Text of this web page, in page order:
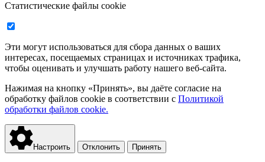
Статистические файлы cookie
Эти могут использоваться для сбора данных о ваших
интересах, посещаемых страницах и источниках трафика,
чтобы оценивать и улучшать работу нашего веб-сайта.
Нажимая на кнопку «Принять», вы даёте согласие на
обработку файлов cookie в соответствии с Политикой
обработки файлов cookie.
Настроить Отклонить Принять